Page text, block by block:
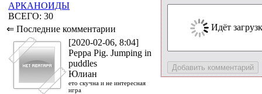
АРКАНОИДЫ
ВСЕГО: 30
⇐ Последние комментарии
[2020-02-06, 8:04]
Peppa Pig. Jumping in
puddles
Юлиан
ето скучна и не интересная
игра
Идёт